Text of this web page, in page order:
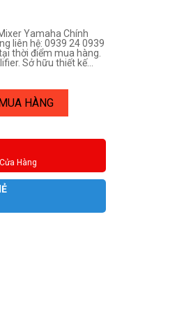
Yamaha Chính
liên hệ: 0939 24 0939
thời điểm mua hàng.
Sở hữu thiết kế...
HÀNG
Hàng